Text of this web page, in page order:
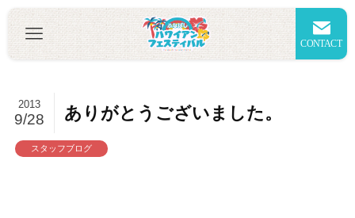
CONTACT
ありがとうございました。
2013
9/28
スタッフブログ